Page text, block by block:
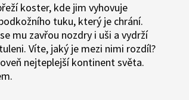
koster, kde jim vyhovuje
tuku, který je chrání.
mu zavřou nozdry i uši a vydrží
Víte, jaký je mezi nimi rozdíl?
nejteplejší kontinent světa.